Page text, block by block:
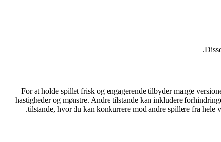
For at holde spillet frisk og engagerende tilbyder mange
hastigheder og mønstre. Andre tilstande kan inkludere
tilstande, hvor du kan konkurrere mod andre spillere fra